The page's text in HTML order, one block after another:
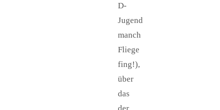
D-
Jugend
manch
Fliege
fing!),
über
das